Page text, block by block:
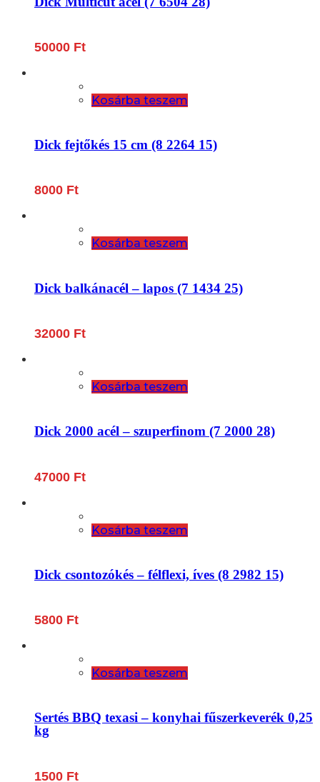
50000 Ft
Kosárba teszem
Dick fejtőkés 15 cm (8 2264 15)
8000 Ft
Kosárba teszem
Dick balkánacél – lapos (7 1434 25)
32000 Ft
Kosárba teszem
Dick 2000 acél – szuperfinom (7 2000 28)
47000 Ft
Kosárba teszem
Dick csontozókés – félflexi, íves (8 2982 15)
5800 Ft
Kosárba teszem
Sertés BBQ texasi – konyhai fűszerkeverék 0,25
kg
1500 Ft